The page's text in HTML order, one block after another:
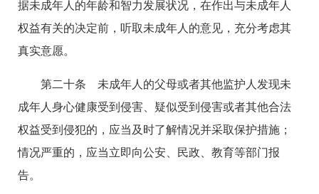
据未成年人的年龄和智力发展状况，在作出与未成年人
权益有关的决定前，听取未成年人的意见，充分考虑其
真实意愿。
第二十条 未成年人的父母或者其他监护人发现未
成年人身心健康受到侵害、疑似受到侵害或者其他合法
权益受到侵犯的，应当及时了解情况并采取保护措施；
情况严重的，应当立即向公安、民政、教育等部门报
告。